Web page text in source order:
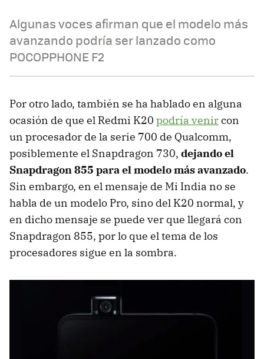
Algunas voces afirman que el modelo más
avanzando podría ser lanzado como
POCOPPHONE F2
Por otro lado, también se ha hablado en alguna
ocasión de que el Redmi K20 podría venircon
un procesador de la serie 700 de Qualcomm,
posiblemente el Snapdragon 730, dejando el
Snapdragon 855 para el modelo más avanzado.
Sin embargo, en el mensaje de Mi India no se
habla de un modelo Pro, sino del K20 normal, y
en dicho mensaje se puede ver que llegará con
Snapdragon 855, por lo que el tema de los
procesadores sigue en la sombra.